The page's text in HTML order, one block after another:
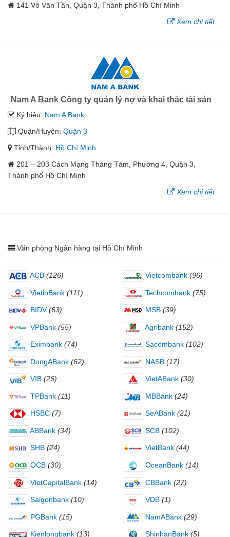
141 Võ Văn Tần, Quận 3, Thành phố Hồ Chí Minh
Xem chi tiết
Nam A Bank Công ty quản lý nợ và khai thác tài sản
Ký hiệu: Nam A Bank
Quận/Huyện: Quận 3
Tỉnh/Thành: Hồ Chí Minh
201 – 203 Cách Mạng Tháng Tám, Phường 4, Quận 3,
Thành phố Hồ Chí Minh
Xem chi tiết
Văn phòng Ngân hàng tại Hồ Chí Minh
ACB (126) Vietcombank (96)
VietinBank (111) Techcombank (75)
BIDV (63) MSB (39)
VPBank (55) Agribank (152)
Eximbank (74) Sacombank (102)
DongABank (62) NASB (17)
VIB (26) VietABank (30)
TPBank (11) MBBank (24)
HSBC (7) SeABank (21)
ABBank (34) SCB (102)
SHB (24) VietBank (44)
OCB (30) OceanBank (14)
VietCapitalBank (14) CBBank (27)
Saigonbank (10) VDB (1)
PGBank (15) NamABank (29)
Kienlongbank (13) ShinhanBank (5)